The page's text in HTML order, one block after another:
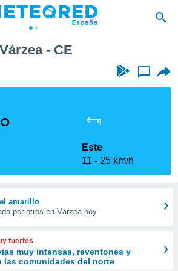
- CE
...
Este
11
25 km/h
amarillo
por otros en Várzea hoy
fuertes
muy intensas, reventones y
las comunidades del norte